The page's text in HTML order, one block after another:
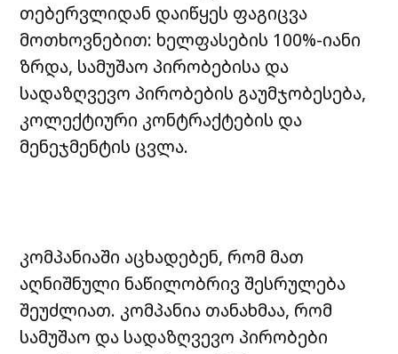
თებერვლიდან დაიწყეს ფაგიცვა
მოთხოვნებით: ხელფასების 100%-იანი
ზრდა, სამუშაო პირობებისა და
სადაზღვევო პირობების გაუმჯობესება,
კოლექტიური კონტრაქტების და
მენეჯმენტის ცვლა.
კომპანიაში აცხადებენ, რომ მათ
აღნიშნული ნაწილობრივ შესრულება
შეუძლიათ. კომპანია თანახმაა, რომ
სამუშაო და სადაზღვევო პირობები